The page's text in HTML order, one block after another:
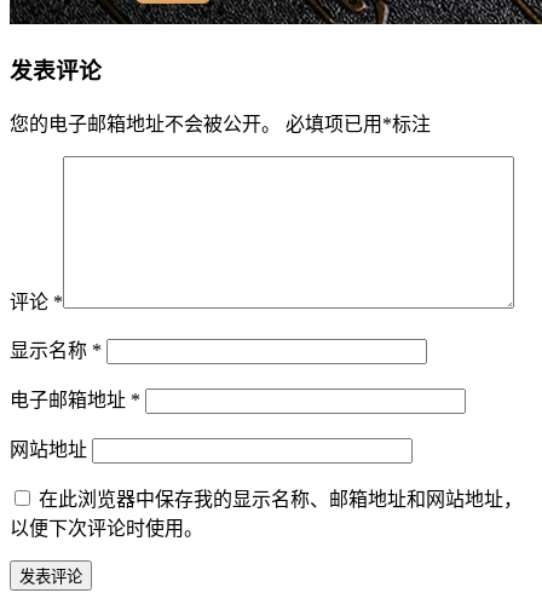
发表评论
您的电子邮箱地址不会被公开。 必填项已用 *标注
评论 *
显示名称 *
电子邮箱地址 *
网站地址
在此浏览器中保存我的显示名称、邮箱地址和网站地址，
以便下次评论时使用。